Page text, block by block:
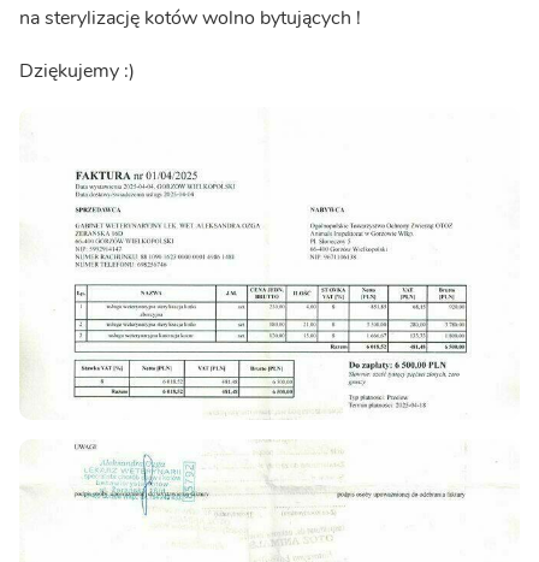
na sterylizację kotów wolno bytujących !
Dziękujemy :)